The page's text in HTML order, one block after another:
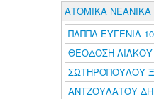
ΑΤΟΜΙΚΑ ΝΕΑΝΙΚΑ
ΠΑΠΠΑ ΕΥΓΕΝΙΑ
ΘΕΟΔΟΣΗ-ΛΙΑΚΟΥ
ΣΩΤΗΡΟΠΟΥΛΟΥ
ΑΝΤΖΟΥΛΑΤΟΥ